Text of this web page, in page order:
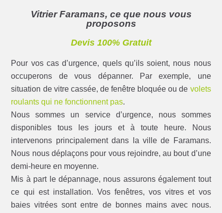
Vitrier Faramans, ce que nous vous
proposons
Devis 100% Gratuit
Pour vos cas d’urgence, quels qu’ils soient, nous nous
occuperons de vous dépanner. Par exemple, une
situation de vitre cassée, de fenêtre bloquée ou de volets
roulants qui ne fonctionnent pas.
Nous sommes un service d’urgence, nous sommes
disponibles tous les jours et à toute heure. Nous
intervenons principalement dans la ville de Faramans.
Nous nous déplaçons pour vous rejoindre, au bout d’une
demi-heure en moyenne.
Mis à part le dépannage, nous assurons également tout
ce qui est installation. Vos fenêtres, vos vitres et vos
baies vitrées sont entre de bonnes mains avec nous.